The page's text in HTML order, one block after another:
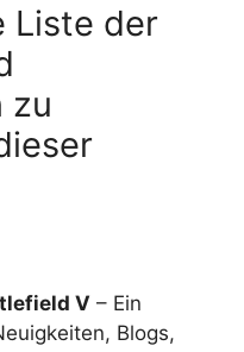
Liste der
zu
V – Ein
Blogs,